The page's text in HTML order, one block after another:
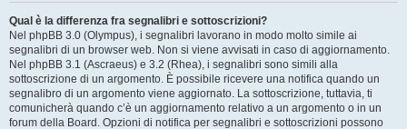
Qual è la differenza fra segnalibri e sottoscrizioni?
Nel phpBB 3.0 (Olympus), i segnalibri lavorano in modo molto simile ai
segnalibri di un browser web. Non si viene avvisati in caso di aggiornamento.
Nel phpBB 3.1 (Ascraeus) e 3.2 (Rhea), i segnalibri sono simili alla
sottoscrizione di un argomento. È possibile ricevere una notifica quando un
segnalibro di un argomento viene aggiornato. La sottoscrizione, tuttavia, ti
comunicherà quando c’è un aggiornamento relativo a un argomento o in un
forum della Board. Opzioni di notifica per segnalibri e sottoscrizioni possono